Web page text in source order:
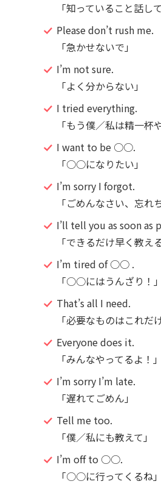
「知っていること話して
Please don’t rush me.
「急かせないで」
I’m not sure.
「よく分からない」
I tried everything.
「もう僕／私は精一杯
I want to be ○○.
「○○になりたい」
I’m sorry I forgot.
「ごめんなさい、忘れ
I’ll tell you as soon as
「できるだけ早く教え
I’m tired of ○○ .
「○○にはうんざり！」
That’s all I need.
「必要なものはこれだ
Everyone does it.
「みんなやってるよ！」
I’m sorry I’m late.
「遅れてごめん」
Tell me too.
「僕／私にも教えて」
I’m off to ○○.
「○○に行ってくるね」